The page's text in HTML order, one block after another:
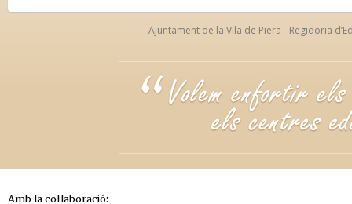
Ajuntament de la Vila de Piera - Regidoria
Amb la col·laboració: